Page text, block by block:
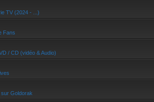
TV (2024 - ...)
Fans
/ CD (vidéo & Audio)
Goldorak